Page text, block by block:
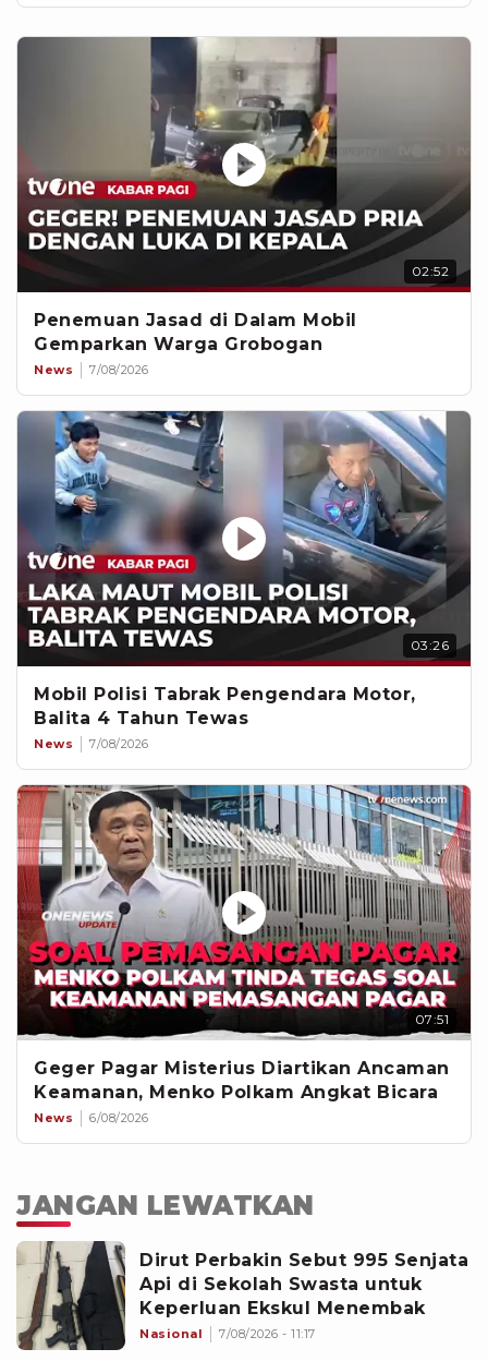
02:52
Penemuan Jasad di Dalam Mobil
Gemparkan Warga Grobogan
News 7/08/2026
03:26
Mobil Polisi Tabrak Pengendara Motor,
Balita 4 Tahun Tewas
News 7/08/2026
07:51
Geger Pagar Misterius Diartikan Ancaman
Keamanan, Menko Polkam Angkat Bicara
News 6/08/2026
JANGAN LEWATKAN
Dirut Perbakin Sebut 995 Senjata
Api di Sekolah Swasta untuk
Keperluan Ekskul Menembak
Nasional 7/08/2026 - 11:17